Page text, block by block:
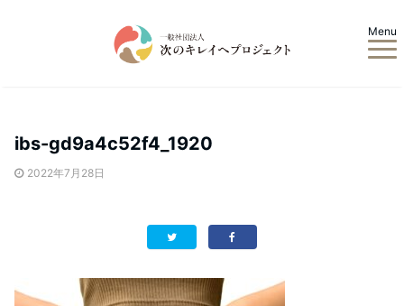
Menu
ibs-gd9a4c52f4_1920
2022年7月28日